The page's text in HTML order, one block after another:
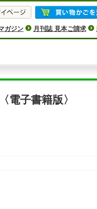
ガジン 月刊誌 見本ご請求
電子書籍版〉